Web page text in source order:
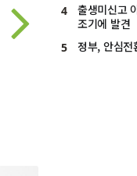
4
출생미신고
조기에 발견
5 정부, 안심